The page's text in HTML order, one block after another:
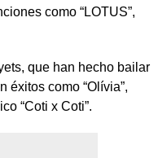
como “LOTUS”,
que han hecho bailar
éxitos como “Olívia”,
“Coti x Coti”.